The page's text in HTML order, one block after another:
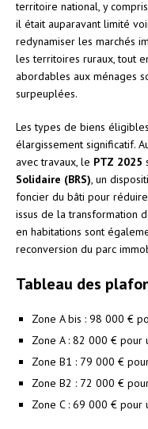
territoire national, y
il était auparavant limité
redynamiser les marchés
les territoires ruraux, tout
abordables aux ménages
surpeuplées.
Les types de biens
élargissement significatif.
avec travaux, le PTZ 2025
Solidaire (BRS) , un
foncier du bâti pour réduire
issus de la transformation
en habitations sont
reconversion du parc
Tableau des
Zone A bis : 98 000 €
Zone A : 82 000 € pour
Zone B1 : 79 000 €
Zone B2 : 72 000 €
Zone C : 69 000 € pour